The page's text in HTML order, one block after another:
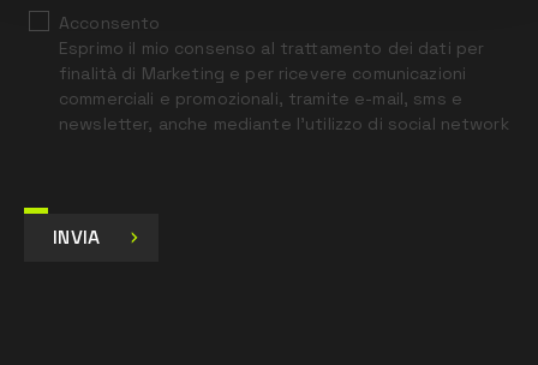
Acconsento
Esprimo il mio consenso al trattamento dei dati per
finalità di Marketing e per ricevere comunicazioni
commerciali e promozionali, tramite e-mail, sms e
newsletter, anche mediante l’utilizzo di social network
INVIA